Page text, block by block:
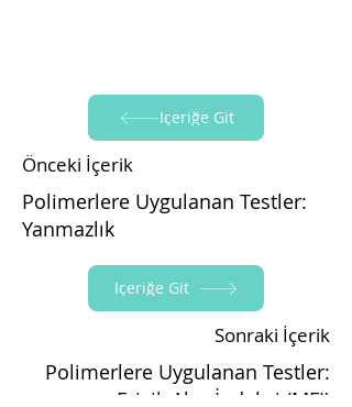
İçeriğe Git
Önceki İçerik
Polimerlere Uygulanan Testler:
Yanmazlık
İçeriğe Git
Sonraki İçerik
Polimerlere Uygulanan Testler:
Eriyik Akış İndeksi (MFI)